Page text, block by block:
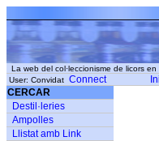
La web del col·leccionisme de licors
User: Convidat Connect
CERCAR
Destil·leries
Ampolles
Llistat amb Link